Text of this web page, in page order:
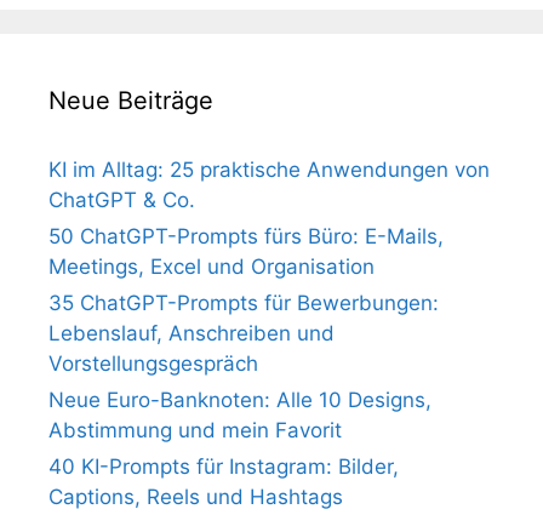
Neue Beiträge
KI im Alltag: 25 praktische Anwendungen von
ChatGPT & Co.
50 ChatGPT-Prompts fürs Büro: E-Mails,
Meetings, Excel und Organisation
35 ChatGPT-Prompts für Bewerbungen:
Lebenslauf, Anschreiben und
Vorstellungsgespräch
Neue Euro-Banknoten: Alle 10 Designs,
Abstimmung und mein Favorit
40 KI-Prompts für Instagram: Bilder,
Captions, Reels und Hashtags